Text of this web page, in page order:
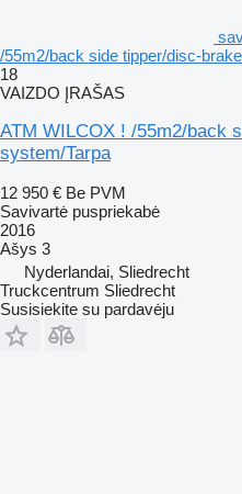
/55m2/back side tipper/disc-
18
VAIZDO ĮRAŠAS
ATM WILCOX ! /55m2/back
system/Tarpa
12 950 € Be PVM
Savivartė puspriekabė
2016
Ašys 3
Nyderlandai, Sliedrecht
Truckcentrum Sliedrecht
Susisiekite su pardavėju